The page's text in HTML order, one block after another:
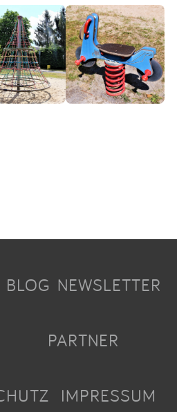
BLOG NEWSLETTER
PARTNER
IMPRESSUM